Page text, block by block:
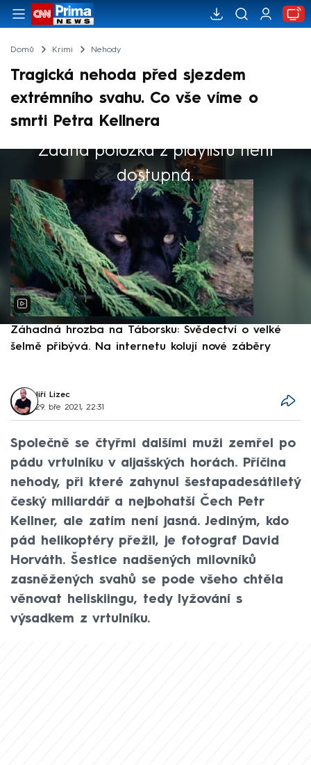
Domů Krimi Nehody
Tragická nehoda před sjezdem
extrémního svahu. Co vše víme o
smrti Petra Kellnera
Žádná položka z playlistu není
dostupná.
Výběr redakce
Záhadná hrozba na Táborsku: Svědectví o velké
šelmě přibývá. Na internetu kolují nové záběry
Jiří Lizec
29. bře 2021, 22:31
Společně se čtyřmi dalšími muži zemřel po
pádu vrtulníku v aljašských horách. Příčina
nehody, při které zahynul šestapadesátiletý
český miliardář a nejbohatší Čech Petr
Kellner, ale zatím není jasná. Jediným, kdo
pád helikoptéry přežil, je fotograf David
Horváth. Šestice nadšených milovníků
zasněžených svahů se pode všeho chtěla
věnovat heliskiingu, tedy lyžování s
výsadkem z vrtulníku.